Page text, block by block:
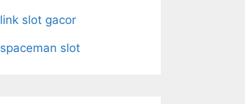
link slot gacor
spaceman slot